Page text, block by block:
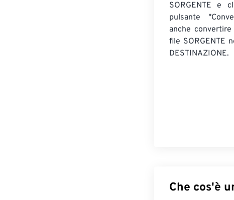
SORGENTE e
pulsante
anche
file SORGENTE
DESTINAZIONE.
Che cos'è